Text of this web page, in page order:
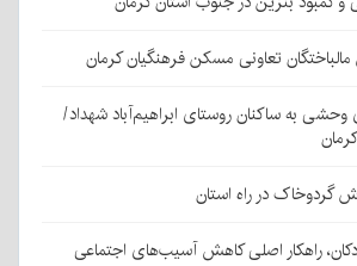
تعاونی مسکن فرهنگیان کرمان
به ساکنان روستای ابراهیم‌آباد شهداد/
گردوخاک در راه استان
راهکار اصلی کاهش آسیب‌های اجتماعی